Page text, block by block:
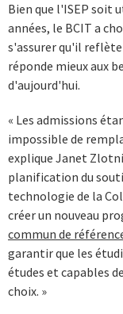
Bien que l'ISEP soit
années, le BCIT a
s'assurer qu'il
réponde mieux aux
d'aujourd'hui.
« Les admissions
impossible de
explique Janet
planification du
technologie de la
créer un nouveau
commun de
garantir que les
études et capables
choix. »